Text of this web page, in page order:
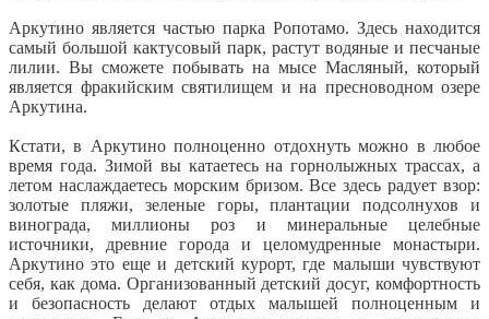
Аркутино является частью парка Ропотамо. Здесь находится
самый большой кактусовый парк, растут водяные и песчаные
лилии. Вы сможете побывать на мысе Масляный, который
является фракийским святилищем и на пресноводном озере
Аркутина.
Кстати, в Аркутино полноценно отдохнуть можно в любое
время года. Зимой вы катаетесь на горнолыжных трассах, а
летом наслаждаетесь морским бризом. Все здесь радует взор:
золотые пляжи, зеленые горы, плантации подсолнухов и
винограда, миллионы роз и минеральные целебные
источники, древние города и целомудренные монастыри.
Аркутино это еще и детский курорт, где малыши чувствуют
себя, как дома. Организованный детский досуг, комфортность
и безопасность делают отдых малышей полноценным и